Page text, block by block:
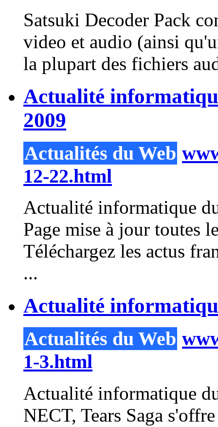
Satsuki Decoder Pack
video et audio (ainsi
la plupart des fichiers
Actualité
2009
Actualités du Web
12-22.html
Actualité informatique
Page mise à jour toutes
Téléchargez les actus
...
Actualité
Actualités du Web
1-3.html
Actualité informatique
NECT, Tears Saga